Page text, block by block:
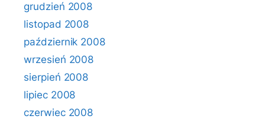
grudzień 2008
listopad 2008
październik 2008
wrzesień 2008
sierpień 2008
lipiec 2008
czerwiec 2008